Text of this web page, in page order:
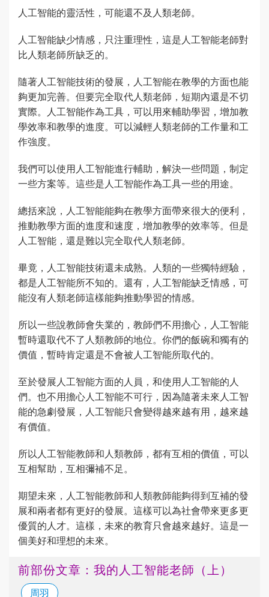
人工智能的靈活性，可能還不及人類老師。
人工智能缺少情感，只注重理性，這是人工智能老師對
比人類老師所缺乏的。
隨著人工智能技術的發展，人工智能在教學的方面也能
夠更加完善。但要完全取代人類老師，短期內還是不切
實際。人工智能作為工具，可以用來輔助學習，增加教
學效率和教學的進度。可以減輕人類老師的工作量和工
作強度。
我們可以使用人工智能進行輔助，解決一些問題，制定
一些方案等。這些是人工智能作為工具一些的用途。
總括來說，人工智能能夠在教學方面帶來很大的便利，
推動教學方面的進度和速度，增加教學的效率等。但是
人工智能，還是難以完全取代人類老師。
畢竟，人工智能技術還未成熟。人類的一些獨特經驗，
都是人工智能所不知的。還有，人工智能缺乏情感，可
能沒有人類老師這樣能夠推動學習的情感。
所以一些說教師會失業的，教師們不用擔心，人工智能
暫時還取代不了人類教師的地位。你們的飯碗和獨有的
價值，暫時肯定還是不會被人工智能所取代的。
至於發展人工智能方面的人員，和使用人工智能的人
們。也不用擔心人工智能不可行，因為隨著未來人工智
能的急劇發展，人工智能只會變得越來越有用，越來越
有價值。
所以人工智能教師和人類教師，都有互相的價值，可以
互相幫助，互相彌補不足。
期望未來，人工智能教師和人類教師能夠得到互補的發
展和兩者都有更好的發展。這樣可以為社會帶來更多更
優質的人才。這樣，未來的教育只會越來越好。這是一
個美好和理想的未來。
前部份文章：我的人工智能老師（上）
周羽